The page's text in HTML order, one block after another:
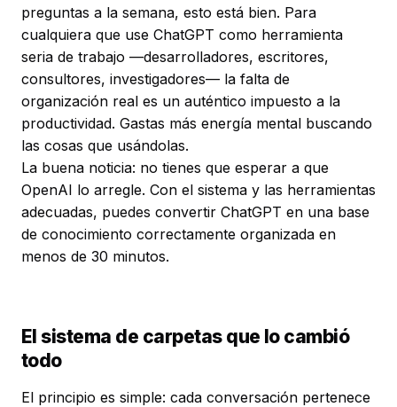
preguntas a la semana, esto está bien. Para
cualquiera que use ChatGPT como herramienta
seria de trabajo —desarrolladores, escritores,
consultores, investigadores— la falta de
organización real es un auténtico impuesto a la
productividad. Gastas más energía mental buscando
las cosas que usándolas.
La buena noticia: no tienes que esperar a que
OpenAI lo arregle. Con el sistema y las herramientas
adecuadas, puedes convertir ChatGPT en una base
de conocimiento correctamente organizada en
menos de 30 minutos.
El sistema de carpetas que lo cambió
todo
El principio es simple: cada conversación pertenece